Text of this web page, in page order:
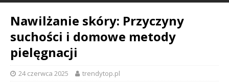
Nawilżanie skóry: Przyczyny
suchości i domowe metody
pielęgnacji
24 czerwca 2025 trendytop.pl